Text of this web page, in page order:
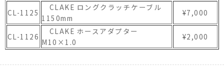
CL-1125
CLAKE ロングクラッチケーブル
1150mm
¥7,000
CL-1126
CLAKE ホースアダプター
M10×1.0
¥2,000